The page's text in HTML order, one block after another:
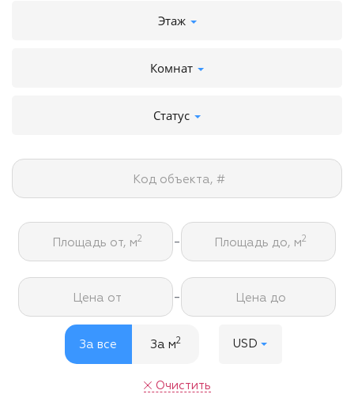
Этаж
Комнат
Статус
Код объекта, #
Площадь от, м2 - Площадь до, м2
Цена от - Цена до
За все За м2 USD
Очистить